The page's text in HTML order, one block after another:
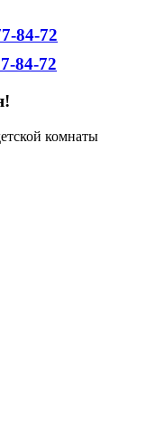
84-72
84-72
комнаты